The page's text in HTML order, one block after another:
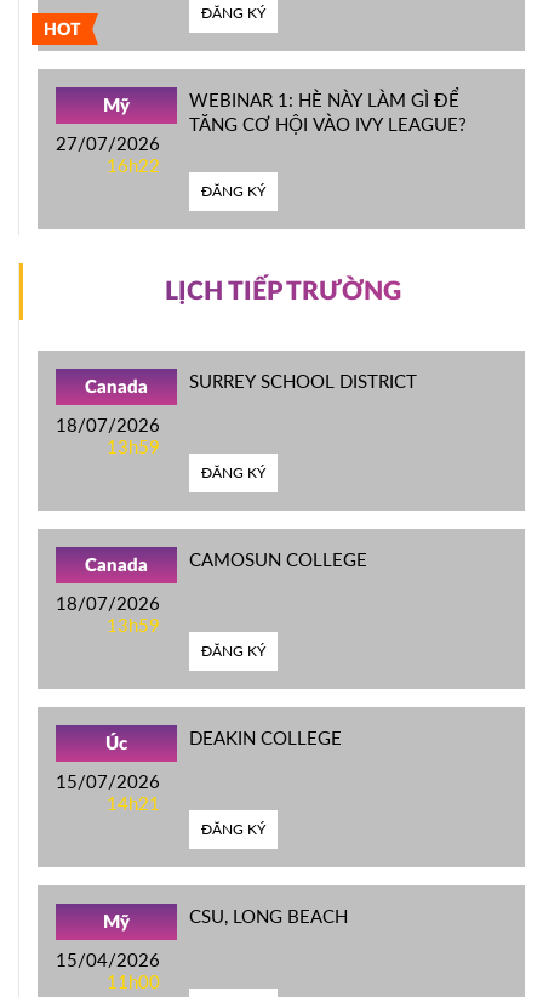
HOT
ĐĂNG KÝ
Mỹ
27/07/2026
16h22
WEBINAR 1: HÈ NÀY LÀM GÌ ĐỂ
TĂNG CƠ HỘI VÀO IVY LEAGUE?
ĐĂNG KÝ
LỊCH TIẾP TRƯỜNG
Canada
18/07/2026
13h59
SURREY SCHOOL DISTRICT
ĐĂNG KÝ
Canada
18/07/2026
13h59
CAMOSUN COLLEGE
ĐĂNG KÝ
Úc
15/07/2026
14h21
DEAKIN COLLEGE
ĐĂNG KÝ
Mỹ
15/04/2026
11h00
CSU, LONG BEACH